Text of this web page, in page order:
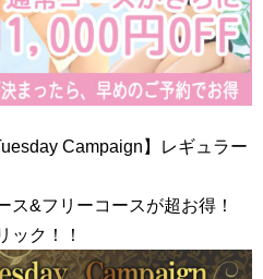
Campaign】レギュラー
ス&フリーコースが超お得！
ック！！